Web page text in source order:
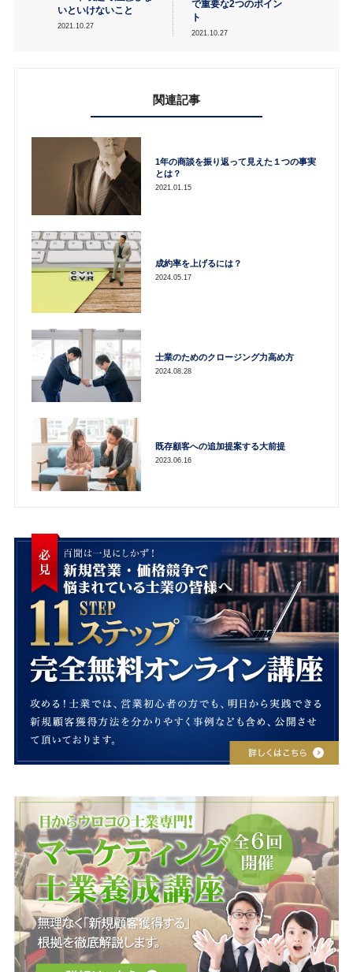
いといけないこと
2021.10.27
で重要な2つのポイン
ト
2021.10.27
関連記事
1年の商談を振り返って見えた１つの事実
とは？
2021.01.15
成約率を上げるには？
2024.05.17
士業のためのクロージング力高め方
2024.08.28
既存顧客への追加提案する大前提
2023.06.16